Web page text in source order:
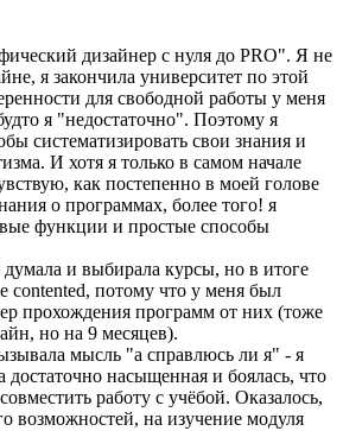
дизайнер с нуля до PRO". Я не
я закончила университет по этой
для свободной работы у меня
я "недостаточно". Поэтому я
систематизировать свои знания и
И хотя я только в самом начале
как постепенно в моей голове
о программах, более того! я
функции и простые способы
и выбирала курсы, но в итоге
contented, потому что у меня был
прохождения программ от них (тоже
но на 9 месяцев).
мысль "а справлюсь ли я" - я
достаточно насыщенная и боялась, что
работу с учёбой. Оказалось,
возможностей, на изучение модуля